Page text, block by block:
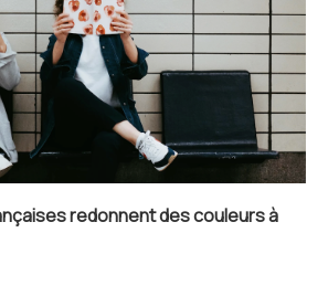
redonnent des couleurs à